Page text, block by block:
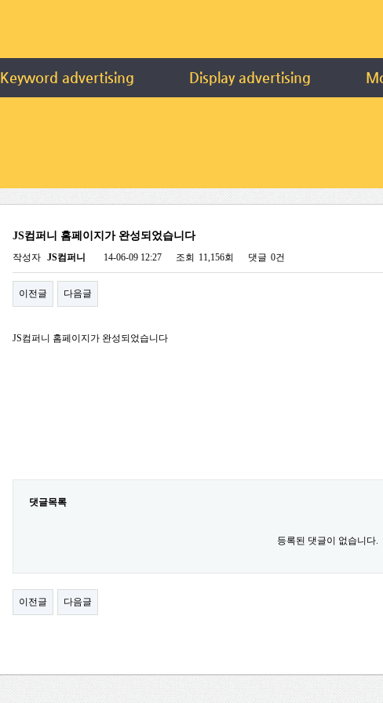
Keyword advertising Display advertising
JS컴퍼니 홈페이지가 완성되었습니다
작성자 JS컴퍼니 14-06-09 12:27 조회 11,156회 댓글 0건
이전글 다음글
JS컴퍼니 홈페이지가 완성되었습니다
댓글목록
등록된 댓글이 없습니다.
이전글 다음글